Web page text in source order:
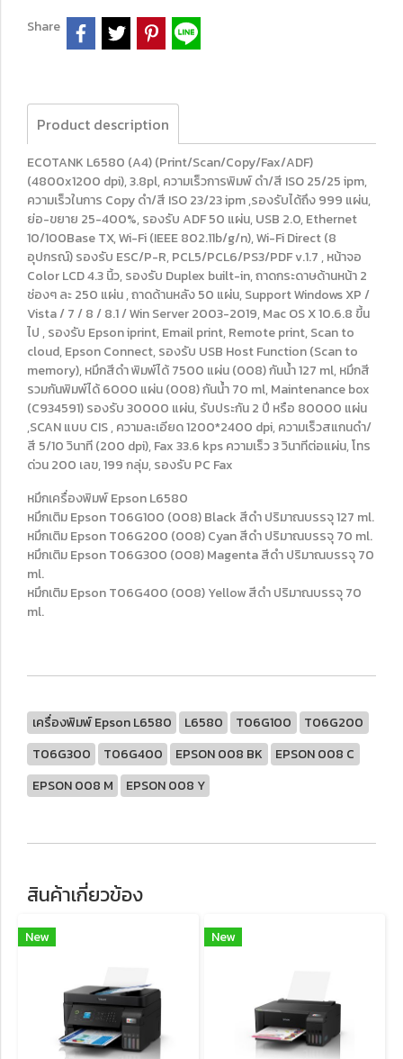
Share
Product description
ECOTANK L6580 (A4) (Print/Scan/Copy/Fax/ADF)
(4800x1200 dpi), 3.8pl, ความเร็วการพิมพ์ ดำ/สี ISO 25/25 ipm,
ความเร็วในการ Copy ดำ/สี ISO 23/23 ipm ,รองรับได้ถึง 999 แผ่น,
ย่อ-ขยาย 25-400%, รองรับ ADF 50 แผ่น, USB 2.0, Ethernet
10/100Base TX, Wi-Fi (IEEE 802.11b/g/n), Wi-Fi Direct (8
อุปกรณ์) รองรับ ESC/P-R, PCL5/PCL6/PS3/PDF v.1.7 , หน้าจอ
Color LCD 4.3 นิ้ว, รองรับ Duplex built-in, ถาดกระดาษด้านหน้า 2
ช่องๆ ละ 250 แผ่น , ถาดด้านหลัง 50 แผ่น, Support Windows XP /
Vista / 7 / 8 / 8.1 / Win Server 2003-2019, Mac OS X 10.6.8 ขี้น
ไป , รองรับ Epson iprint, Email print, Remote print, Scan to
cloud, Epson Connect, รองรับ USB Host Function (Scan to
memory), หมึกสีดำ พิมพ์ได้ 7500 แผ่น (008) กันน้ำ 127 ml, หมึกสี
รวมกันพิมพ์ได้ 6000 แผ่น (008) กันน้ำ 70 ml, Maintenance box
(C934591) รองรับ 30000 แผ่น, รับประกัน 2 ปี หรือ 80000 แผ่น
,SCAN แบบ CIS , ความละเอียด 1200*2400 dpi, ความเร็วสแกนดำ/
สี 5/10 วินาที (200 dpi), Fax 33.6 kps ความเร็ว 3 วินาทีต่อแผ่น, โทร
ด่วน 200 เลข, 199 กลุ่ม, รองรับ PC Fax
หมึกเครื่องพิมพ์ Epson L6580
หมึกเติม Epson T06G100 (008) Black สีดำ ปริมาณบรรจุ 127 ml.
หมึกเติม Epson T06G200 (008) Cyan สีดำ ปริมาณบรรจุ 70 ml.
หมึกเติม Epson T06G300 (008) Magenta สีดำ ปริมาณบรรจุ 70
ml.
หมึกเติม Epson T06G400 (008) Yellow สีดำ ปริมาณบรรจุ 70
ml.
เครื่องพิมพ์ Epson L6580 L6580 T06G100
T06G200
T06G300
T06G400 EPSON 008 BK
EPSON 008 C
EPSON 008 M
EPSON 008 Y
สินค้าเกี่ยวข้อง
New New